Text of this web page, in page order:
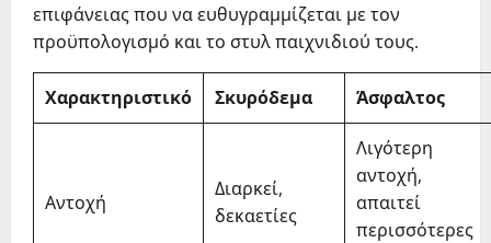
επιφάνειας που να ευθυγραμμίζεται με τον
προϋπολογισμό και το στυλ παιχνιδιού τους.
Χαρακτηριστικό Σκυρόδεμα Άσφαλτος
Αντοχή
Διαρκεί,
δεκαετίες
Λιγότερη
αντοχή,
απαιτεί
περισσότερες